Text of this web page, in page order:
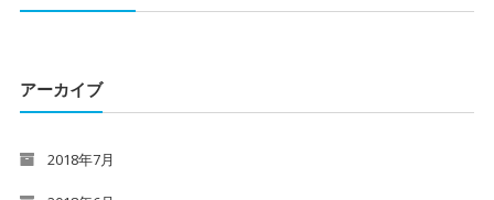
アーカイブ
2018年7月